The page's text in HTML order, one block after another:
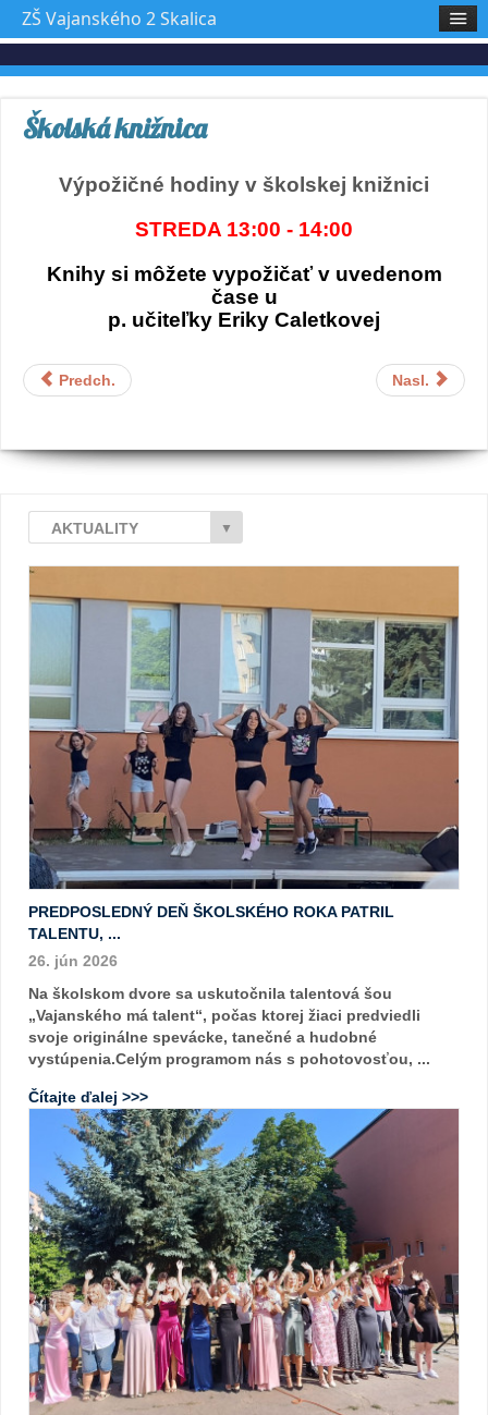
Školská knižnica
Výpožičné hodiny v školskej knižnici
STREDA 13:00 - 14:00
Knihy si môžete vypožičať v uvedenom
čase u
p. učiteľky Eriky Caletkovej
Predch. Nasl.
AKTUALITY ▼
PREDPOSLEDNÝ DEŇ ŠKOLSKÉHO ROKA PATRIL
TALENTU, ...
26. jún 2026
Na školskom dvore sa uskutočnila talentová šou
„Vajanského má talent“, počas ktorej žiaci predviedli
svoje originálne spevácke, tanečné a hudobné
vystúpenia.Celým programom nás s pohotovosťou, ...
Čítajte ďalej >>>
ZŠ Vajanského 2 Skalica